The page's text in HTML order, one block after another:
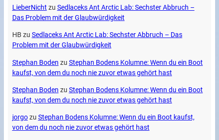
LieberNicht zu Sedlaceks Ant Arctic Lab: Sechster Abbruch –
Das Problem mit der Glaubwürdigkeit
HB zu Sedlaceks Ant Arctic Lab: Sechster Abbruch – Das
Problem mit der Glaubwürdigkeit
Stephan Boden zu Stephan Bodens Kolumne: Wenn du ein Boot
kaufst, von dem du noch nie zuvor etwas gehört hast
Stephan Boden zu Stephan Bodens Kolumne: Wenn du ein Boot
kaufst, von dem du noch nie zuvor etwas gehört hast
jorgozu Stephan Bodens Kolumne: Wenn du ein Boot kaufst,
von dem du noch nie zuvor etwas gehört hast